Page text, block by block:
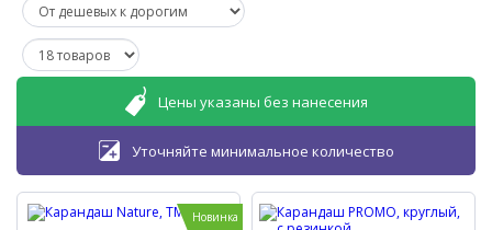
Цены указаны без нанесения
Уточняйте минимальное количество
Новинка